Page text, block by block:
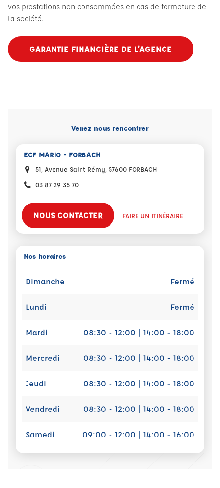
vos prestations non consommées en cas de fermeture de
la société.
GARANTIE FINANCIÈRE DE L’AGENCE
Venez nous rencontrer
ECF MARIO - FORBACH
51, Avenue Saint Rémy, 57600 FORBACH
03 87 29 35 70
NOUS CONTACTER FAIRE UN ITINÉRAIRE
Nos horaires
Dimanche Fermé
Lundi Fermé
Mardi 08:30 - 12:00 | 14:00 - 18:00
Mercredi 08:30 - 12:00 | 14:00 - 18:00
Jeudi 08:30 - 12:00 | 14:00 - 18:00
Vendredi 08:30 - 12:00 | 14:00 - 18:00
Samedi 09:00 - 12:00 | 14:00 - 16:00